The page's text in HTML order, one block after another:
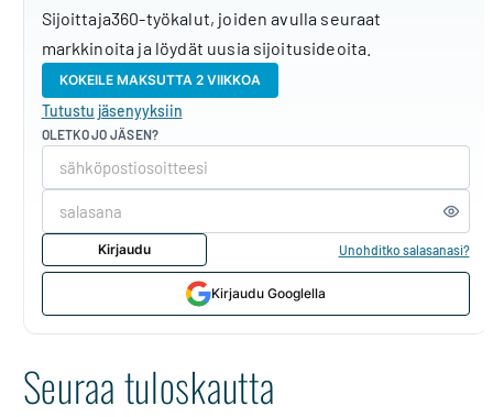
Sijoittaja360-työkalut, joiden avulla seuraat
markkinoita ja löydät uusia sijoitusideoita.
KOKEILE MAKSUTTA 2 VIIKKOA
Tutustu jäsenyyksiin
OLETKO JO JÄSEN?
Kirjaudu Unohditko salasanasi?
Kirjaudu Googlella
Seuraa tuloskautta